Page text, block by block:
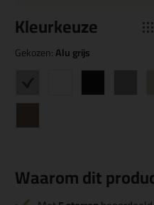
Kleurkeuze
Gekozen:Alu grijs
Waarom dit